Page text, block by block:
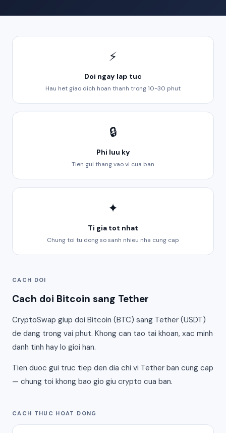
⚡
Doi ngay lap tuc
Hau het giao dich hoan thanh trong 10-30 phut
🔒
Phi luu ky
Tien gui thang vao vi cua ban
✦
Ti gia tot nhat
Chung toi tu dong so sanh nhieu nha cung cap
CACH DOI
Cach doi Bitcoin sang Tether
CryptoSwap giup doi Bitcoin (BTC) sang Tether (USDT)
de dang trong vai phut. Khong can tao tai khoan, xac minh
danh tinh hay lo gioi han.
Tien duoc gui truc tiep den dia chi vi Tether ban cung cap
— chung toi khong bao gio giu crypto cua ban.
CACH THUC HOAT DONG